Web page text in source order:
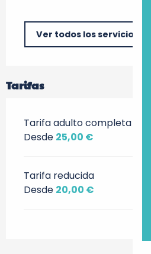
Ver todos los servicios
Tarifas
Tarifa adulto completa
Desde 25,00 €
Tarifa reducida
Desde 20,00 €